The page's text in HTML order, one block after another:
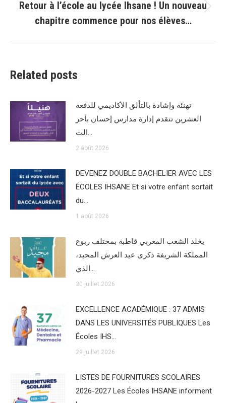
Article
suivant
Retour à l’école au lycée Ihsane ! Un nouveau
chapitre commence pour nos élèves…
Related posts
تهنئة وإشادة بالتألق الأكاديمي للدفعة
العشرين تتقدم إدارة مدارس إحسان بأحر
الت…
2 août 2026
DEVENEZ DOUBLE BACHELIER AVEC LES
ÉCOLES IHSANE Et si votre enfant sortait
du…
1 août 2026
يخلد الشعب المغربي قاطبة بمختلف ربوع
المملكة الشريفة ذكرى عيد العرش المجيد،
الذي…
30 juillet 2026
EXCELLENCE ACADÉMIQUE : 37 ADMIS
DANS LES UNIVERSITÉS PUBLIQUES Les
Écoles IHS…
29 juillet 2026
LISTES DE FOURNITURES SCOLAIRES
2026-2027 Les Écoles IHSANE informent